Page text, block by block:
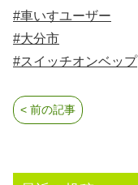
#車いすユーザー
#大分市
#スイッチオンベップ
< 前の記事